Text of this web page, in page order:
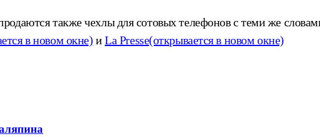
также чехлы для сотовых телефонов с теми же
в новом окне) иLa Presse(открывается в новом окне)